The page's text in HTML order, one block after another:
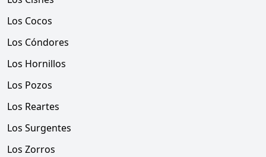
Los Cocos
Los Cóndores
Los Hornillos
Los Pozos
Los Reartes
Los Surgentes
Los Zorros